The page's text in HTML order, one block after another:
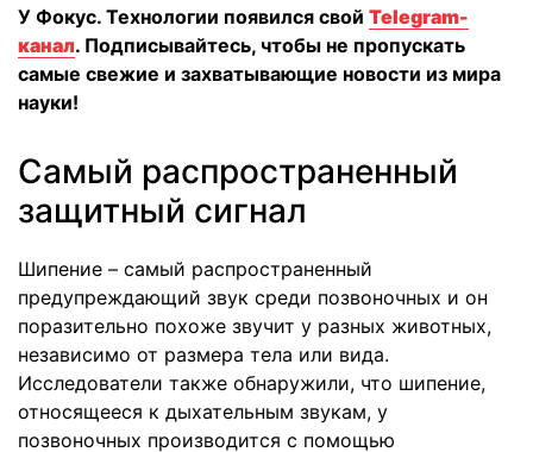
У Фокус. Технологии появился свой Telegram-
канал. Подписывайтесь, чтобы не пропускать
самые свежие и захватывающие новости из мира
науки!
Самый распространенный
защитный сигнал
Шипение – самый распространенный
предупреждающий звук среди позвоночных и он
поразительно похоже звучит у разных животных,
независимо от размера тела или вида.
Исследователи также обнаружили, что шипение,
относящееся к дыхательным звукам, у
позвоночных производится с помощью